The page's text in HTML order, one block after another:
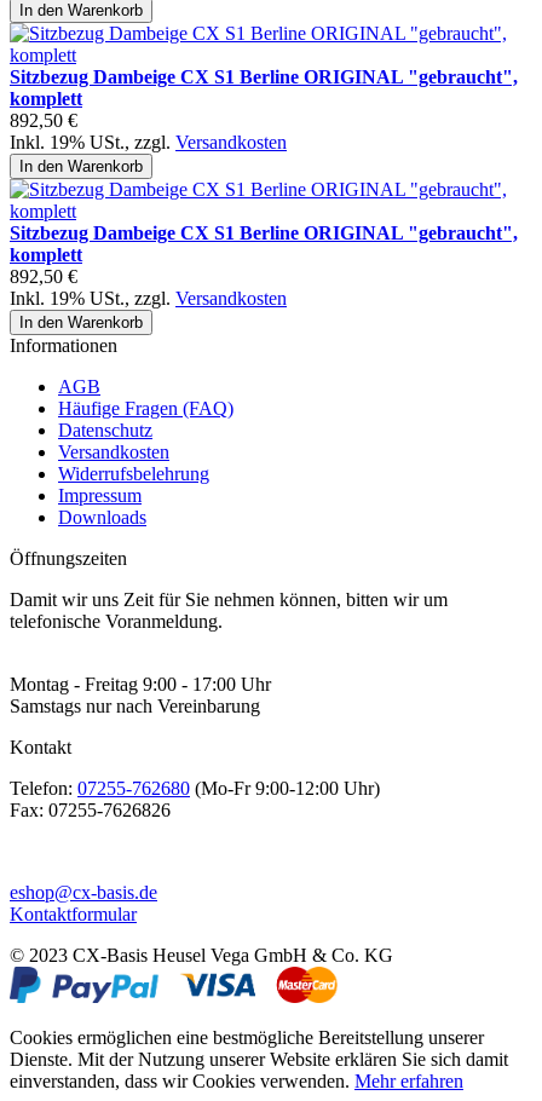
In den Warenkorb
Sitzbezug Dambeige CX S1 Berline ORIGINAL "gebraucht",
komplett
892,50 €
Inkl. 19% USt., zzgl. Versandkosten
In den Warenkorb
Sitzbezug Dambeige CX S1 Berline ORIGINAL "gebraucht",
komplett
892,50 €
Inkl. 19% USt., zzgl. Versandkosten
In den Warenkorb
Informationen
AGB
Häufige Fragen (FAQ)
Datenschutz
Versandkosten
Widerrufsbelehrung
Impressum
Downloads
Öffnungszeiten
Damit wir uns Zeit für Sie nehmen können, bitten wir um
telefonische Voranmeldung.
Montag - Freitag 9:00 - 17:00 Uhr
Samstags nur nach Vereinbarung
Kontakt
Telefon: 07255-762680 (Mo-Fr 9:00-12:00 Uhr)
Fax: 07255-7626826
eshop@cx-basis.de
Kontaktformular
© 2023 CX-Basis Heusel Vega GmbH & Co. KG
Cookies ermöglichen eine bestmögliche Bereitstellung unserer
Dienste. Mit der Nutzung unserer Website erklären Sie sich damit
einverstanden, dass wir Cookies verwenden. Mehr erfahren